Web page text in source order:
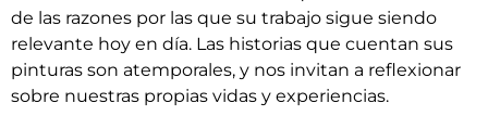
de las razones por las que su trabajo sigue siendo
relevante hoy en día. Las historias que cuentan sus
pinturas son atemporales, y nos invitan a reflexionar
sobre nuestras propias vidas y experiencias.